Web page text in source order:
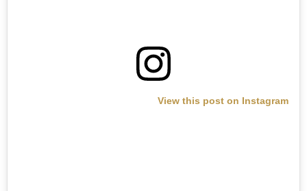
View this post on Instagram